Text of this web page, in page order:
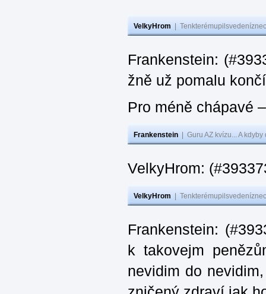
VelkyHrom
Frankenstein:
žně už pomalu
Pro méně chápavé
Frankenstein Guru AZ kvízu... A
VelkyHrom:
VelkyHrom
Frankenstein:
k takovejm
nevidim do